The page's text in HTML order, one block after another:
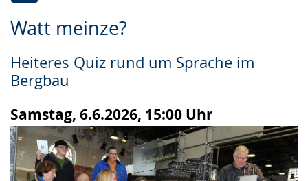
Watt meinze?
Heiteres Quiz rund um Sprache im
Bergbau
Samstag, 6.6.2026, 15:00 Uhr
Leichten
wechseln.
Audio-
Video
Deutscher
Gebärdensprache
wird
angezeigt.